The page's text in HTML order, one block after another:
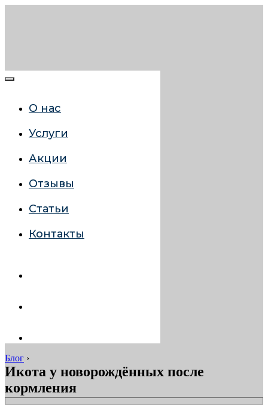
О нас
Услуги
Акции
Отзывы
Статьи
Контакты
Блог ›
Икота у новорождённых после
кормления